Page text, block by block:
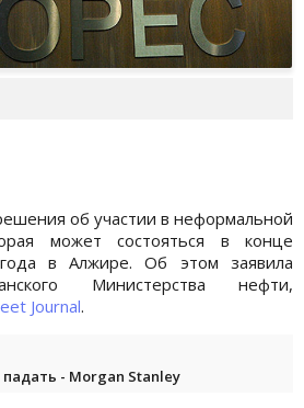
об участии в неформальной
может состояться в конце
в Алжире. Об этом заявила
Министерства нефти,
Journal.
- Morgan Stanley